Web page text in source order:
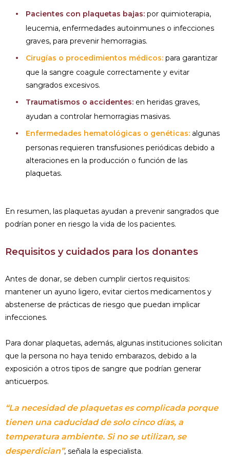
Pacientes con plaquetas bajas: por quimioterapia,
leucemia, enfermedades autoinmunes o infecciones
graves, para prevenir hemorragias.
Cirugías o procedimientos médicos: para garantizar
que la sangre coagule correctamente y evitar
sangrados excesivos.
Traumatismos o accidentes: en heridas graves,
ayudan a controlar hemorragias masivas.
Enfermedades hematológicas o genéticas: algunas
personas requieren transfusiones periódicas debido a
alteraciones en la producción o función de las
plaquetas.
En resumen, las plaquetas ayudan a prevenir sangrados que
podrían poner en riesgo la vida de los pacientes.
Requisitos y cuidados para los donantes
Antes de donar, se deben cumplir ciertos requisitos:
mantener un ayuno ligero, evitar ciertos medicamentos y
abstenerse de prácticas de riesgo que puedan implicar
infecciones.
Para donar plaquetas, además, algunas instituciones solicitan
que la persona no haya tenido embarazos, debido a la
exposición a otros tipos de sangre que podrían generar
anticuerpos.
“La necesidad de plaquetas es complicada porque
tienen una caducidad de solo cinco días, a
temperatura ambiente. Si no se utilizan, se
desperdician”, señala la especialista.